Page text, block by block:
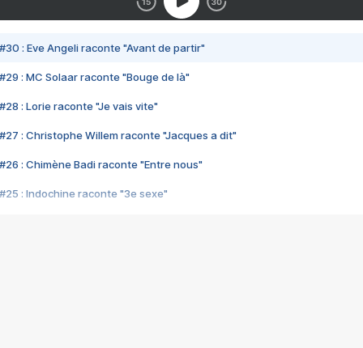
#30 : Eve Angeli raconte "Avant de partir"
#29 : MC Solaar raconte "Bouge de là"
#28 : Lorie raconte "Je vais vite"
#27 : Christophe Willem raconte "Jacques a dit"
#26 : Chimène Badi raconte "Entre nous"
#25 : Indochine raconte "3e sexe"